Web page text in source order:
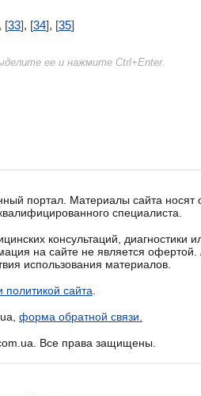
[33], [34], [35]
ее и нажмите Ctrl+Enter.
портал. Материалы сайта носят
специалиста.
консультаций, диагностики
на сайте не является
использования материалов.
политикой сайта
форма обратной связи.
Все права защищены.